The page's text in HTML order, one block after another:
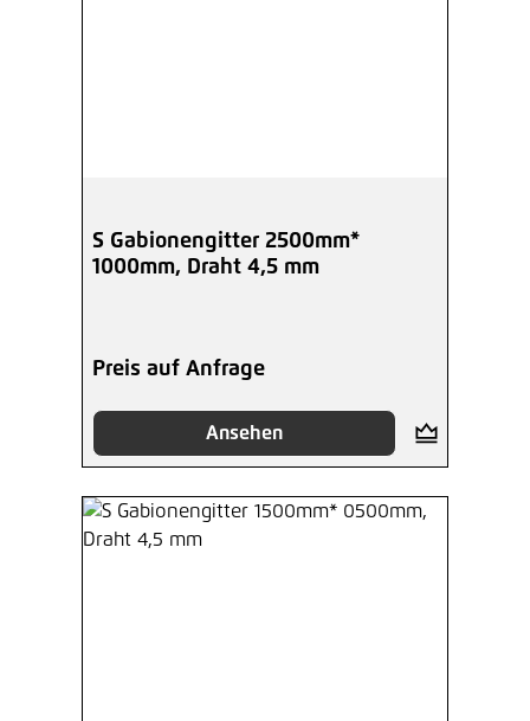
S Gabionengitter 2500mm*
1000mm, Draht 4,5 mm
Preis auf Anfrage
Ansehen